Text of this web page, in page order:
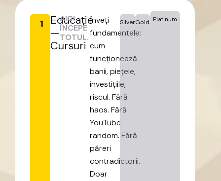
1
Educație
—
Cursuri
AICI
ÎNCEPE
TOTUL.
Înveți
fundamentele:
cum
funcționează
banii, piețele,
investițiile,
riscul. Fără
haos. Fără
YouTube
random. Fără
păreri
contradictorii.
Doar
SilverGold Platinum